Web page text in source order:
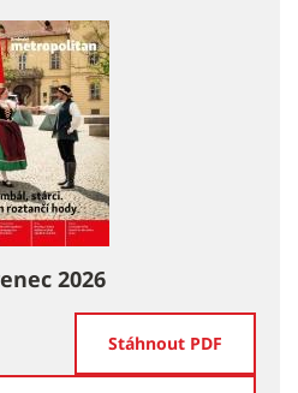
2026
Stáhnout PDF